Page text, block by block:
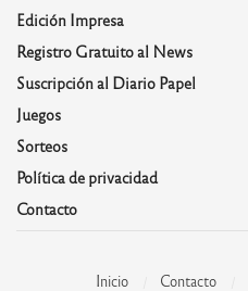
Edición Impresa
Registro Gratuito al News
Suscripción al Diario Papel
Juegos
Sorteos
Política de privacidad
Contacto
Inicio Contacto